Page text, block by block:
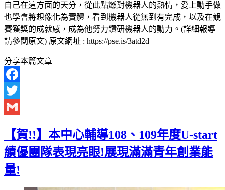
自己在這方面的天分，從此點燃對機器人的熱情，愛上動手做
也學會將想像化為實體，看到機器人從無到有完成，以及在競
賽獲獎的成就感，成為他努力鑽研機器人的動力。(詳細報導
請參閱原文) 原文網址 : https://pse.is/3atd2d
分享本篇文章
Facebook
Twitter
【賀!!】本中心輔導108、109年度U-start
績優團隊表現亮眼!展現滿滿青年創業能
量!